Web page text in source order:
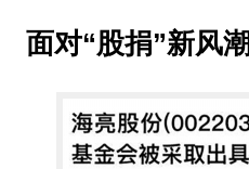
面对“股捐”新风